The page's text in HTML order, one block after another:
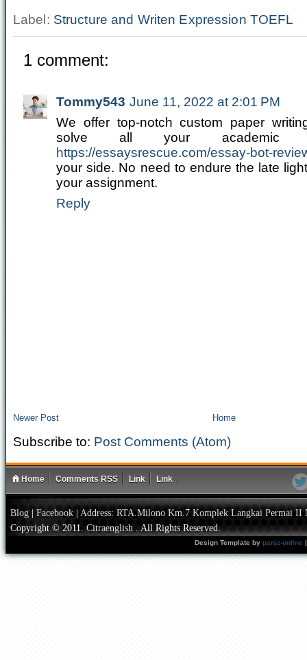
Label: Structure and Writen Expression TOEFL
1 comment:
Tommy543 June 11, 2022 at 2:01 PM
We offer top-notch custom paper
solve all your academic
https://essaysrescue.com/essay-bot-
your side. No need to endure the late
your assignment.
Reply
Newer Post Home
Subscribe to: Post Comments (Atom)
Home Comments RSS Link Link
Blog Facebook
Address: RTA.Milono Km.7 Komplek Langkai Permai II
Copyright © 2011.Citraenglish . All Rights Reserved.
Design Template by panjz-online